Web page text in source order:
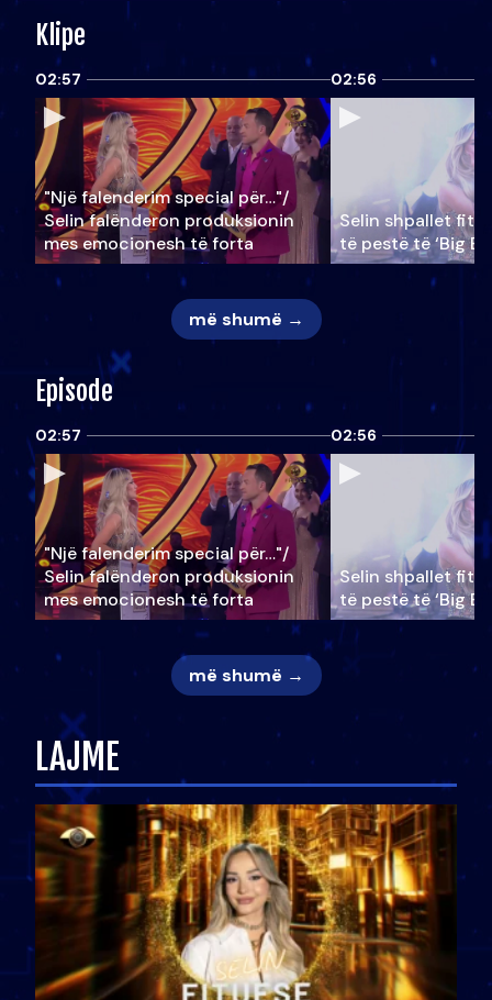
Klipe
02:57
"Një falenderim special për…"/
Selin falënderon produksionin
mes emocionesh të forta
02:56
Selin shpallet
të pestë të ‘Big
më shumë →
Episode
02:57
"Një falenderim special për…"/
Selin falënderon produksionin
mes emocionesh të forta
02:56
Selin shpallet
të pestë të ‘Big
më shumë →
LAJME